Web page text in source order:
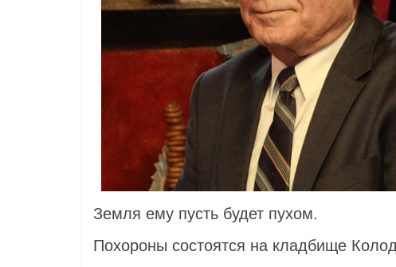
Земля ему пусть будет пухом.
Похороны состоятся на кладбище